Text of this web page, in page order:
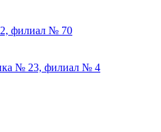
филиал № 70
№ 23, филиал № 4